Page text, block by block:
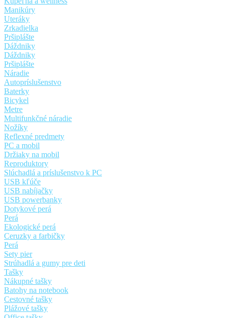
Manikúry
Uteráky
Zrkadielka
Pršiplášte
Dáždniky
Dáždniky
Pršiplášte
Náradie
Autopríslušenstvo
Baterky
Bicykel
Metre
Multifunkčné náradie
Nožíky
Reflexné predmety
PC a mobil
Držiaky na mobil
Reproduktory
Slúchadlá a príslušenstvo k PC
USB kľúče
USB nabíjačky
USB powerbanky
Dotykové perá
Perá
Ekologické perá
Ceruzky a farbičky
Perá
Sety pier
Strúhadlá a gumy pre deti
Tašky
Nákupné tašky
Batohy na notebook
Cestovné tašky
Plážové tašky